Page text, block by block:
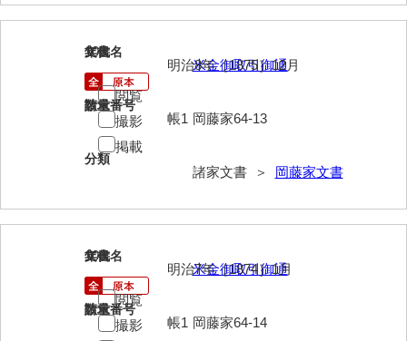
大中家文書
大野毛利家文書
大村益次郎文書
大本氏収集文書
岡家文書（福栄村）
岡家文書（周南市）
岡田家文書（徳地町）
岡田家文書（萩市）
岡田学収集史料
105
文書名
米金御取引御通
請求番号
岡藤家64-13
分類
諸家文書 ＞ 岡藤家文書
年代
明治8年［1875］12月
数量
帳1
閲覧
撮影
掲載
106
文書名
米金御取引御通
請求番号
岡藤家64-14
年代
明治7年［1874］1月
数量
帳1
閲覧
撮影